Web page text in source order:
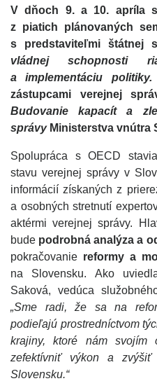
V dňoch 9. a 10. apríla
z piatich plánovaných
s predstaviteľmi štátnej
vládnej
a implementáciu politiky.
zástupcami verejnej
Budovanie kapacít a
správyMinisterstva vnútra
Spolupráca s OECD
stavu verejnej správy v
informácií získaných z
a osobných stretnutí
aktérmi verejnej správy.
bude podrobná analýza a
pokračovanie reformy a
na Slovensku. Ako
Saková, vedúca
„Sme radi, že sa na
podieľajú prostredníctvom
krajiny, ktoré nám svojím
zefektívniť výkon a
Slovensku.“